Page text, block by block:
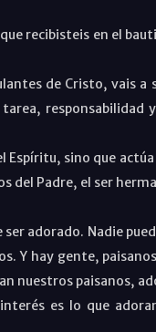
recibisteis en el
de Cristo, vais
responsabilidad
sino que
del Padre, el ser
adorado. Nadie
Y hay gente,
nuestros paisanos,
es lo que